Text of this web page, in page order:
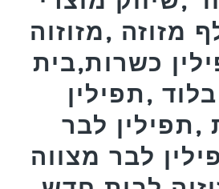
מזוזה ,מזוזוה
כשרות,בית
,תפילין
,תפילין לבר
לבר מצווה